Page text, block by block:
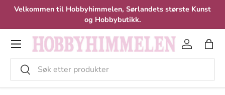
Velkommen til Hobbyhimmelen, Sørlandets største Kunst
og Hobbybutikk.
Meny
Søk
Velg
Logg inn